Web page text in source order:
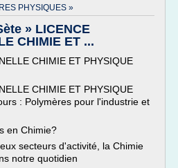
PHYSIQUES »
» LICENCE
CHIMIE ET ...
CHIMIE ET PHYSIQUE
CHIMIE ET PHYSIQUE
: Polymères pour l'industrie et
en Chimie?
secteurs d'activité, la Chimie
notre quotidien